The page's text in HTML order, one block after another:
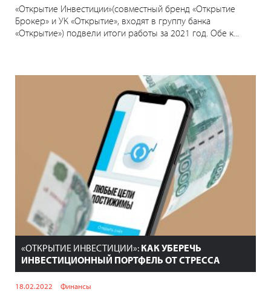
«Открытие Инвестиции»(совместный бренд «Открытие
Брокер» и УК «Открытие», входят в группу банка
«Открытие») подвели итоги работы за 2021 год. Обе к...
«ОТКРЫТИЕ ИНВЕСТИЦИИ»: КАК УБЕРЕЧЬ
ИНВЕСТИЦИОННЫЙ ПОРТФЕЛЬ ОТ СТРЕССА
18.02.2022 Финансы